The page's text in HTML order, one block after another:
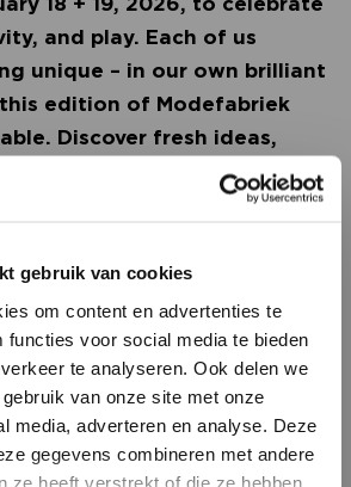
gebruik van cookies
om content en advertenties te
functies voor social media te bieden
te analyseren. Ook delen we
van onze site met onze
media, adverteren en analyse. Deze
gegevens combineren met andere
ze heeft verstrekt of die ze hebben
and play. Each of us
unique – in our own brilliant
edition of Modefabriek
Discover fresh ideas,
and embrace a shared
Vijfhuizen
latest womenswear